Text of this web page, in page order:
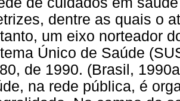
dentre as quais o
um eixo norteador
Único de Saúde
de 1990. (Brasil,
na rede pública, é